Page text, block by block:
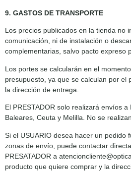
9. GASTOS DE TRANSPORTE
Los precios publicados en la tienda no
comunicación, ni de instalación o
complementarias, salvo pacto expreso
Los portes se calcularán en el
presupuesto, ya que se calculan por el
la dirección de entrega.
El PRESTADOR solo realizará envíos
Baleares, Ceuta y Melilla. No se
Si el USUARIO desea hacer un pedido
zonas de envío, puede contactar
PRESATADOR a
producto que quiere comprar y la